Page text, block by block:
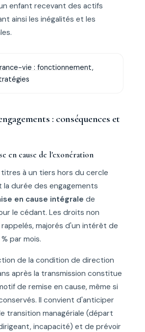
enfant recevant des actifs
ainsi les inégalités et les
vie : fonctionnement,
: conséquences et
en cause de l'exonération
à un tiers hors du cercle
la durée des engagements
en cause intégrale de
le cédant. Les droits non
majorés d'un intérêt de
par mois.
de la condition de direction
après la transmission constitue
de remise en cause, même si
Il convient d'anticiper
transition managériale (départ
incapacité) et de prévoir